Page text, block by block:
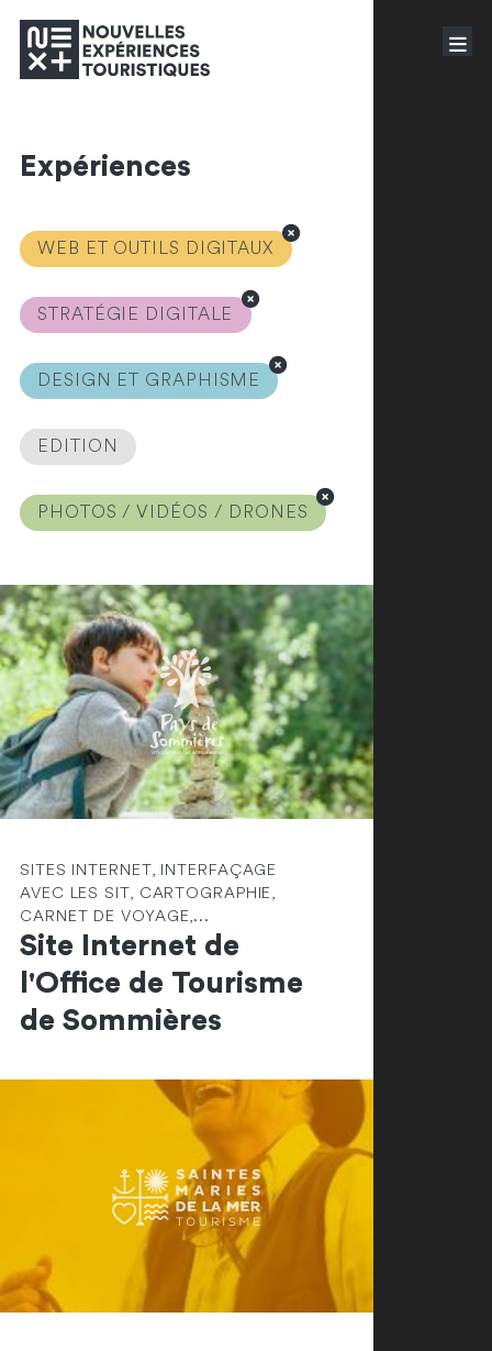
Expériences
WEB ET OUTILS DIGITAUX
STRATÉGIE DIGITALE
DESIGN ET GRAPHISME
EDITION
PHOTOS / VIDÉOS / DRONES
SITES INTERNET, INTERFAÇAGE
AVEC LES SIT, CARTOGRAPHIE,
CARNET DE VOYAGE,...
Site Internet de
l'Office de Tourisme
de Sommières